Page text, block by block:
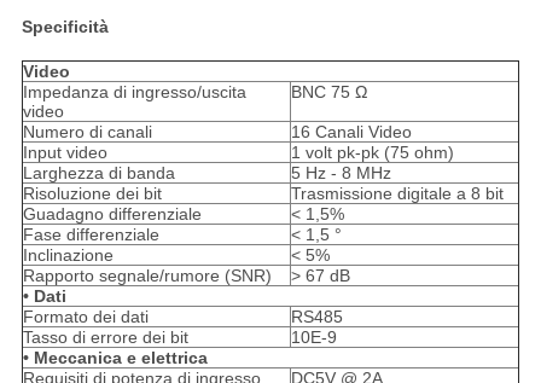
Specificità
Video
Impedanza di ingresso/uscita
video
BNC 75 Ω
Numero di canali
16 Canali Video
Input video
1 volt pk-pk (75 ohm)
Larghezza di banda
5 Hz - 8 MHz
Risoluzione dei bit
Trasmissione digitale a 8 bit
Guadagno differenziale
< 1,5%
Fase differenziale
< 1,5 °
Inclinazione
< 5%
Rapporto segnale/rumore (SNR)
> 67 dB
• Dati
Formato dei dati
RS485
Tasso di errore dei bit
10E-9
• Meccanica e elettrica
Requisiti di potenza di ingresso
DC5V @ 2A